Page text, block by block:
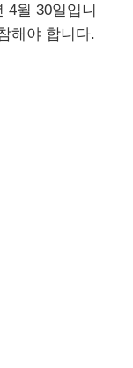
4월 30일입니
해야 합니다.